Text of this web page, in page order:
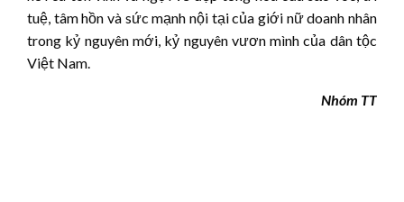
tuệ, tâm hồn và sức mạnh nội tại của giới nữ doanh nhân
trong kỷ nguyên mới, kỷ nguyên vươn mình của dân tộc
Việt Nam.
Nhóm TT